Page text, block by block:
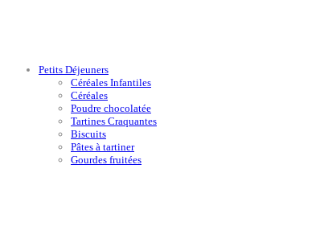
Petits Déjeuners
Céréales Infantiles
Céréales
Poudre chocolatée
Tartines Craquantes
Biscuits
Pâtes à tartiner
Gourdes fruitées